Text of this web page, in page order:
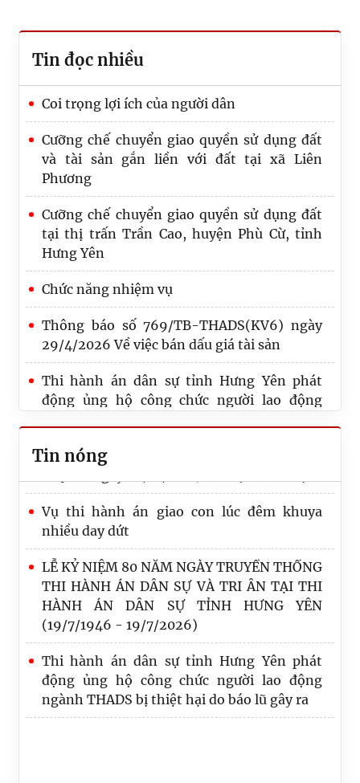
Tin đọc nhiều
Coi trọng lợi ích của người dân
Cưỡng chế chuyển giao quyền sử dụng đất
và tài sản gắn liền với đất tại xã Liên
Phương
Cưỡng chế chuyển giao quyền sử dụng đất
tại thị trấn Trần Cao, huyện Phù Cừ, tỉnh
Hưng Yên
Chức năng nhiệm vụ
Thông báo số 769/TB-THADS(KV6) ngày
29/4/2026 Về việc bán dấu giá tài sản
Thi hành án dân sự tỉnh Hưng Yên phát
động ủng hộ công chức người lao động
Tin nóng
Thư chúc mừng của Bộ trưởng Bộ Tư pháp
nhân kỷ niệm 80 năm Ngày truyền thống
Thi hành án dân sự
Đoàn giám sát theo Quyết định số 10-QĐ/
ĐU ngày 11/6/2026 của Đảng ủy Thi hành
án dân sự tỉnh Hưng Yên làm việc với Chi bộ
Văn phòng thông qua kết quả giám sát về
việc triển khai thực hiện Nghị quyết số 57-
NQ/TW ngày 22/12/2024 của Bộ Chính trị.
Vụ thi hành án giao con lúc đêm khuya